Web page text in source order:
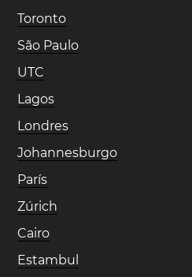
Toronto
São Paulo
UTC
Lagos
Londres
Johannesburgo
París
Zúrich
Cairo
Estambul